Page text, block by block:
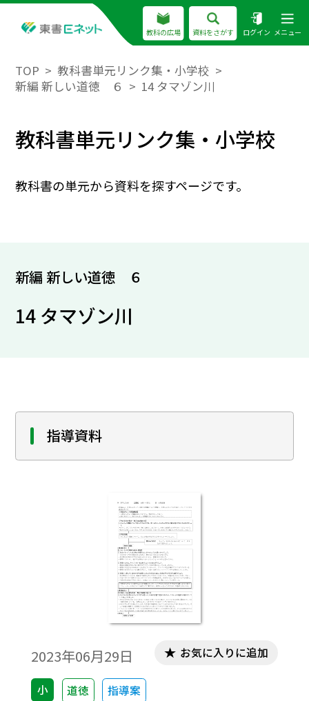
教科の広場 資料をさがす ログイン メニュー
TOP
教科書単元リンク集・小学校
新編 新しい道徳 ６
14 タマゾン川
教科書単元リンク集・小学校
教科書の単元から資料を探すページです。
新編 新しい道徳 ６
14 タマゾン川
指導資料
2023年06月29日
小 道徳 指導案
お気に入りに追加